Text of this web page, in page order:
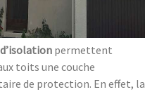
permettent
toits une couche
de protection. En effet, la